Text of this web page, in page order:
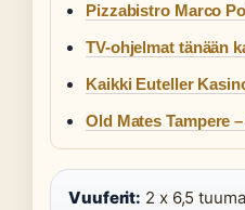
Pizzabistro Marco
TV-ohjelmat tänään
Kaikki Euteller
Old Mates Tampere
Vuuferit: 2 x 6,5